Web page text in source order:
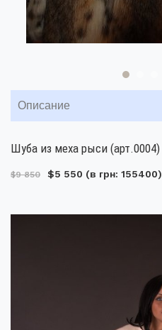
Описание
Шуба из меха рыси (арт.0004)
$9 850 $5 550 (в грн: 155400)